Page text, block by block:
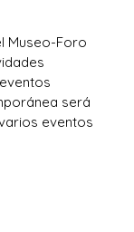
Museo-Foro
será
eventos